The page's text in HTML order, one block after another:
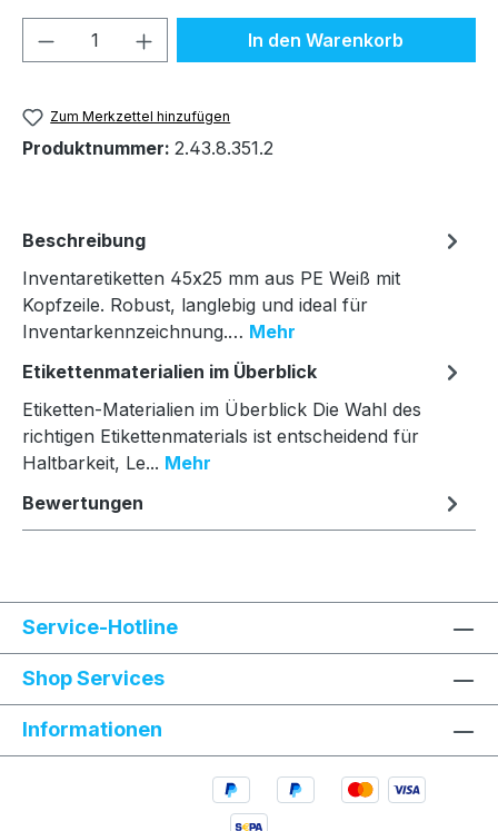
Produkt Anzahl: Gib denIn den Warenkorb
Zum Merkzettel hinzufügen
Produktnummer: 2.43.8.351.2
Beschreibung
Inventaretiketten 45x25 mm aus PE Weiß mit
Kopfzeile. Robust, langlebig und ideal für
Inventarkennzeichnung.… Mehr
Etikettenmaterialien im Überblick
Etiketten-Materialien im Überblick Die Wahl des
richtigen Etikettenmaterials ist entscheidend für
Haltbarkeit, Le... Mehr
Bewertungen
Service-Hotline
Shop Services
Informationen